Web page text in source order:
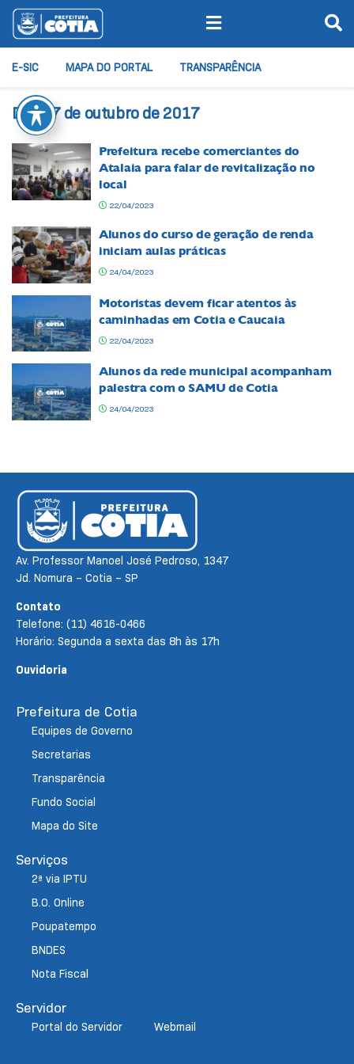
E-SIC MAPA DO PORTAL TRANSPARÊNCIA
Dia:27 de outubro de 2017
Prefeitura recebe comerciantes do
Atalaia para falar de revitalização no
local
22/04/2023
Alunos do curso de geração de renda
iniciam aulas práticas
24/04/2023
Motoristas devem ficar atentos às
caminhadas em Cotia e Caucaia
22/04/2023
Alunos da rede municipal acompanham
palestra com o SAMU de Cotia
24/04/2023
Av. Professor Manoel José Pedroso, 1347
Jd. Nomura – Cotia – SP
Contato
Telefone: (11) 4616-0466
Horário: Segunda a sexta das 8h às 17h
Ouvidoria
Prefeitura de Cotia
Equipes de Governo
Secretarias
Transparência
Fundo Social
Mapa do Site
Serviços
2ª via IPTU
B.O. Online
Poupatempo
BNDES
Nota Fiscal
Servidor
Portal do Servidor Webmail